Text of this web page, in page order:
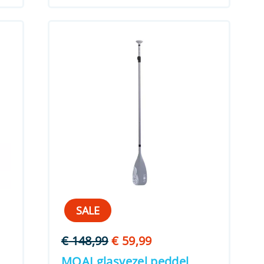
SALE
€148,99Oorspronkelijke
prijs
€59,99Huidige
prijs